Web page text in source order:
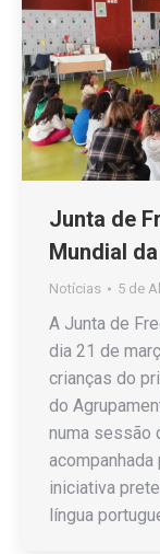
Junta de
Mundial
Notícias 5 de
A Junta de
dia 21 de
crianças do
do
numa sessão
iniciativa
língua